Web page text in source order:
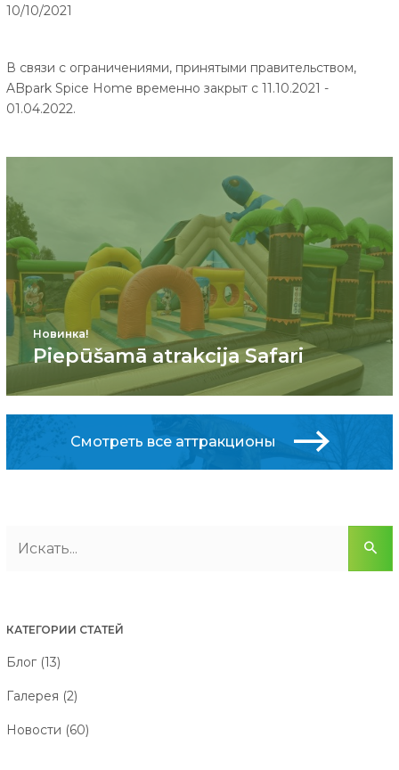
10/10/2021
В связи с ограничениями, принятыми правительством,
ABpark Spice Home временно закрыт с 11.10.2021 -
01.04.2022.
Новинка!
Piepūšamā atrakcija Safari
Смотреть все аттракционы
КАТЕГОРИИ СТАТЕЙ
Блог (13)
Галерея (2)
Новости (60)